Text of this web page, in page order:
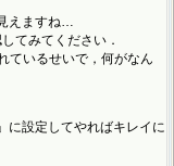
えますね…
てみてください．
ているせいで，何がなん
に設定してやればキレイに